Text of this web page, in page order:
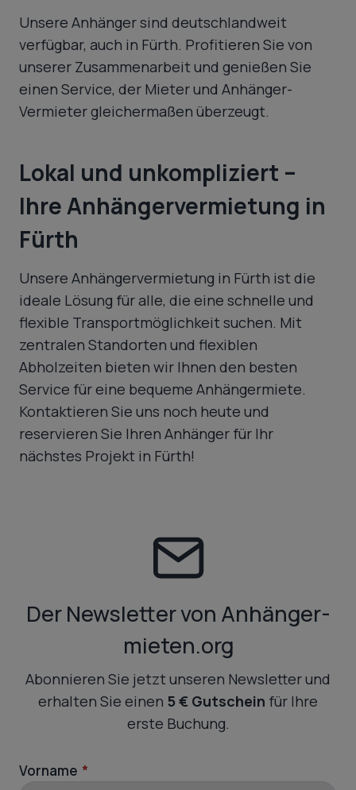
Unsere Anhänger sind deutschlandweit
verfügbar, auch in Fürth. Profitieren Sie von
unserer Zusammenarbeit und genießen Sie
einen Service, der Mieter und Anhänger-
Vermieter gleichermaßen überzeugt.
Lokal und unkompliziert –
Ihre Anhängervermietung in
Fürth
Unsere Anhängervermietung in Fürth ist die
ideale Lösung für alle, die eine schnelle und
flexible Transportmöglichkeit suchen. Mit
zentralen Standorten und flexiblen
Abholzeiten bieten wir Ihnen den besten
Service für eine bequeme Anhängermiete.
Kontaktieren Sie uns noch heute und
reservieren Sie Ihren Anhänger für Ihr
nächstes Projekt in Fürth!
Der Newsletter von Anhänger-
mieten.org
Abonnieren Sie jetzt unseren Newsletter und
erhalten Sie einen 5 € Gutschein für Ihre
erste Buchung.
Vorname *